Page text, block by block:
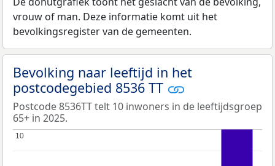
vrouw of man. Deze informatie komt uit het
bevolkingsregister van de gemeenten.
Bevolking naar leeftijd in het
postcodegebied 8536 TT
Postcode 8536TT telt 10 inwoners in de leeftijdsgroep
65+ in 2025.
10
10